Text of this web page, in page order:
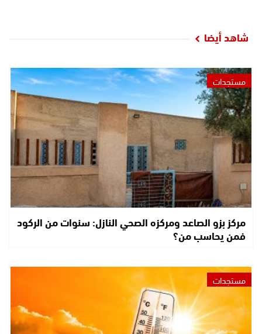
شاهد أيضا
مستجدات
مركز بزو الصاعد ومركزه الصحي النازل: سنوات من الركود
فمن يحاسب من؟
مستجدات